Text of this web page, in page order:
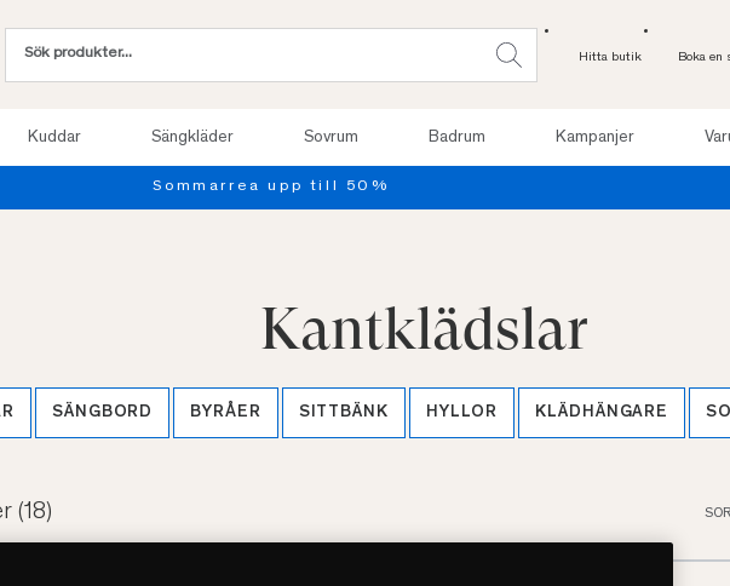
Hitta butik Boka en
Kuddar Sängkläder Sovrum Badrum Kampanjer
Provsov upp till 100 nätter. Läs mer
Kantklädslar
SÄNGBORD BYRÅER SITTBÄNK HYLLOR KLÄDHÄNGARE
(18)